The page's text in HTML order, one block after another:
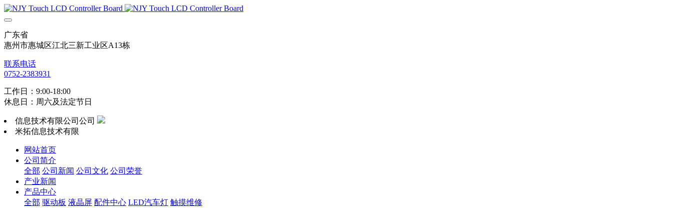
广东省
惠州市惠城区江北三新工业区A13栋
联系电话
0752-2383931
工作日：9:00-18:00
休息日：周六及法定节日
信息技术有限公司公司
米拓信息技术有限
网站首页
公司简介
全部 公司新闻 公司文化 公司荣誉
产业新闻
产品中心
全部 驱动板 液晶屏 配件中心 LED汽车灯 触摸维修